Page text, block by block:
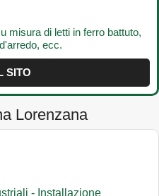
misura di letti in ferro battuto,
ecc.
SITO
Lorenzana
- Installazione